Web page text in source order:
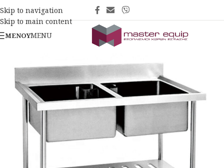
Skip to navigation
Skip to main content
ΜΕΝΟΎMENU